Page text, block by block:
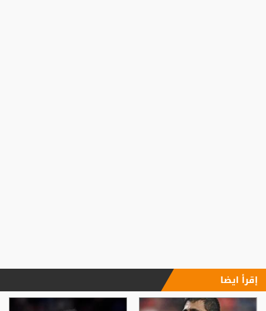
إقرأ ايضا